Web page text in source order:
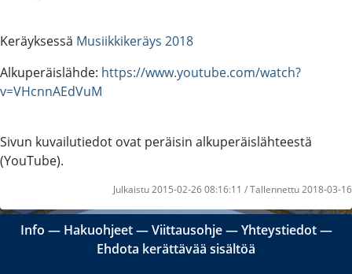
Keräyksessä Musiikkikeräys 2018
Alkuperäislähde: https://www.youtube.com/watch?
v=VHcnnAEdVuM
Sivun kuvailutiedot ovat peräisin alkuperäislähteestä
(YouTube).
Julkaistu 2015-02-26 08:16:11 / Tallennettu 2018-03-16
Info ― Hakuohjeet―Viittausohje―Yhteystiedot―
Ehdota kerättävää sisältöä